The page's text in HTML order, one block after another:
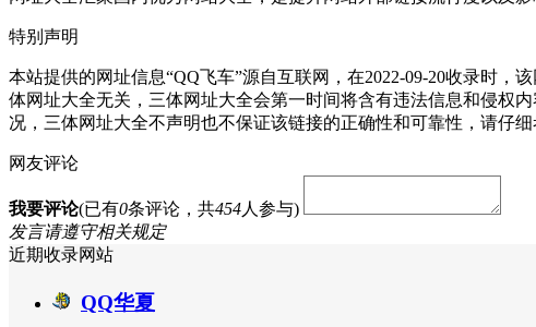
特别声明
本站提供的网址信息“QQ飞车”源自互联网，在2022-09-20收录时
体网址大全无关，三体网址大全会第一时间将含有违法信息和侵权
况，三体网址大全不声明也不保证该链接的正确性和可靠性，请仔
网友评论
我要评论(已有0条评论，共454人参与)
发言请遵守相关规定
近期收录网站
QQ华夏